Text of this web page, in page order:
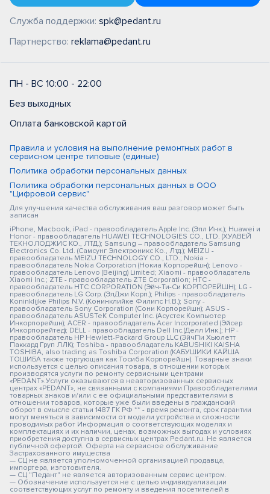
Служба поддержки: spk@pedant.ru
Партнерство: reklama@pedant.ru
ПН - ВС 10:00 - 22:00
Без выходных
Оплата банковской картой
Правила и условия на выполнение ремонтных работ в
сервисном центре типовые (единые)
Политика обработки персональных данных
Политика обработки персональных данных в ООО
"Цифровой сервис"
Для улучшения качества обслуживания ваш разговор может быть
записан
iPhone, Macbook, iPad - правообладатель Apple Inc. (Эпл Инк.); Huawei и
Honor - правообладатель HUAWEI TECHNOLOGIES CO., LTD. (ХУАВЕЙ
ТЕКНОЛОДЖИС КО., ЛТД.); Samsung – правообладатель Samsung
Electronics Co. Ltd. (Самсунг Электроникс Ко., Лтд.); MEIZU -
правообладатель MEIZU TECHNOLOGY CO., LTD.; Nokia -
правообладатель Nokia Corporation (Нокиа Корпорейшн); Lenovo -
правообладатель Lenovo (Beijing) Limited; Xiaomi - правообладатель
Xiaomi Inc.; ZTE - правообладатель ZTE Corporation; HTC -
правообладатель HTC CORPORATION (Эйч-Ти-Си КОРПОРЕЙШН); LG -
правообладатель LG Corp. (ЭлДжи Корп.); Philips - правообладатель
Koninklijke Philips N.V. (Конинклийке Филипс Н.В.); Sony -
правообладатель Sony Corporation (Сони Корпорейшн); ASUS -
правообладатель ASUSTeK Computer Inc. (Асустек Компьютер
Инкорпорейшн); ACER - правообладатель Acer Incorporated (Эйсер
Инкорпорейтед); DELL - правообладатель Dell Inc.(Делл Инк.); HP -
правообладатель HP Hewlett-Packard Group LLC (ЭйчПи Хьюлетт
Паккард Груп ЛЛК); Toshiba - правообладатель KABUSHIKI KAISHA
TOSHIBA, also trading as Toshiba Corporation (КАБУШИКИ КАЙША
ТОШИБА также торгующая как Тосиба Корпорейшн). Товарные знаки
используется с целью описания товара, в отношении которых
производятся услуги по ремонту сервисными центрами
«PEDANT».Услуги оказываются в неавторизованных сервисных
центрах «PEDANT», не связанными с компаниями Правообладателями
товарных знаков и/или с ее официальными представителями в
отношении товаров, которые уже были введены в гражданский
оборот в смысле статьи 1487 ГК РФ ** - время ремонта, срок гарантии
могут меняться в зависимости от модели устройства и сложности
проводимых работ Информация о соответствующих моделях и
комплектациях и их наличии, ценах, возможных выгодах и условиях
приобретения доступна в сервисных центрах Pedant.ru. Не является
публичной офертой. Оферта на сервисное обслуживание
Застрахованного имущества
— СЦ не является уполномоченной организацией продавца,
импортера, изготовителя.
— СЦ "Педант" не является авторизованным сервис центром.
— Обозначение используется не с целью индивидуализации
соответствующих услуг по ремонту и введения посетителей в